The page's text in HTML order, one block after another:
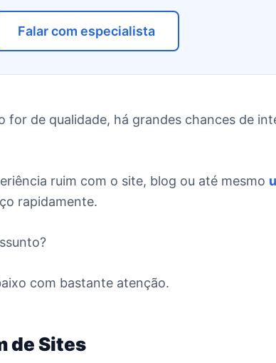
Falar com especialista
for de qualidade, há grandes chances de
ruim com o site, blog ou até mesmo
rapidamente.
com bastante atenção.
de Sites